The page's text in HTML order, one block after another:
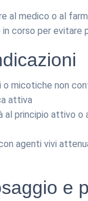
al medico o al
corso per evitare
o micotiche non
attiva
al principio attivo o
agenti vivi
e